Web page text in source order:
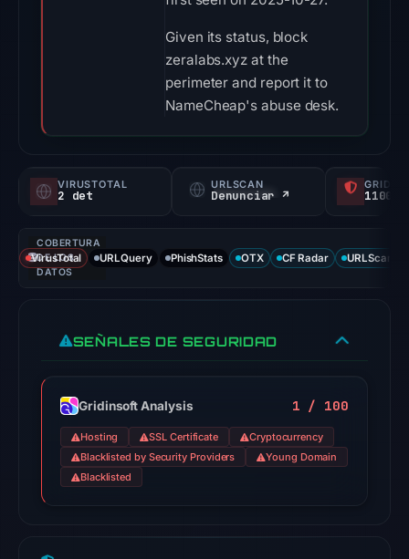
Given its status, block
zeralabs.xyz at the
perimeter and report it to
NameCheap's abuse desk.
VIRUSTOTAL
2 det
URLSCAN
Denunciar ↗ 1100/
COBERTURA
DE LOS
DATOS
VirusTotal URLQuery PhishStats OTX CF Radar URLScan
SEÑALES DE SEGURIDAD
Gridinsoft Analysis 1 / 100
Hosting SSL Certificate
Cryptocurrency
Blacklisted by Security Providers
Young Domain
Blacklisted